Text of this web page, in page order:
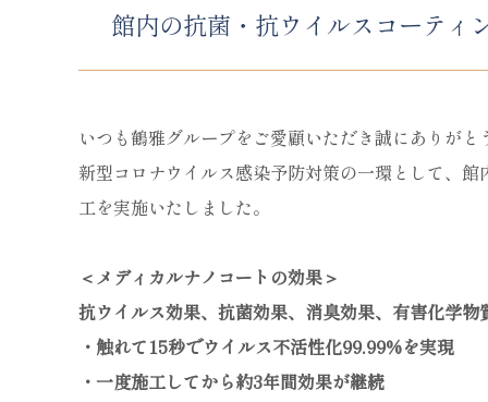
館内の抗菌・抗ウイルスコーティ
いつも鶴雅グループをご愛顧いただき誠にありがと
新型コロナウイルス感染予防対策の一環として、
工を実施いたしました。
＜メディカルナノコートの効果＞
抗ウイルス効果、抗菌効果、消臭効果、有害化学
・触れて15秒でウイルス不活性化99.99%を実現
・一度施工してから約3年間効果が継続